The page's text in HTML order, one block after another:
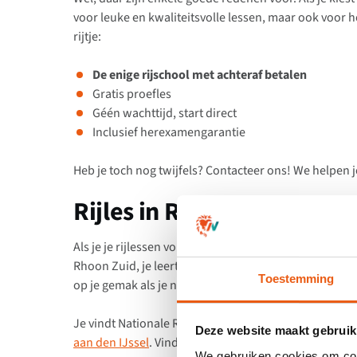
Toestemming
Deze website maakt
voor leuke en kwaliteitsvolle lessen, maar ook voor
rijtje:
De enige rijschool met achteraf betalen
Gratis proefles
Géén wachttijd, start direct
Inclusief herexamengarantie
Heb je toch nog twijfels? Contacteer ons! We helpen
Rijles in Rhoon en
Als je je rijlessen volgt bij Nationale Rijschool Rhoon
Rhoon Zuid, je leert schakelen in Smitshoek en
op je gemak als je na de lessen voor het eerst naar je
Je vindt Nationale Rijschool ook in andere
aan den IJssel. Vind lessen bij jou in de buurt op onze